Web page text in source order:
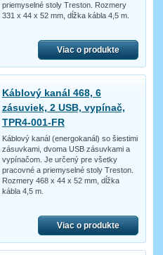
priemyselné stoly Treston. Rozmery
331 x 44 x 52 mm, dĺžka kábla 4,5 m.
Viac o produkte
Káblový kanál 468, 6
zásuviek, 2 USB, vypínač,
TPR4-001-FR
Káblový kanál (energokanál) so šiestimi
zásuvkami, dvoma USB zásuvkami a
vypínačom. Je určený pre všetky
pracovné a priemyselné stoly Treston.
Rozmery 468 x 44 x 52 mm, dĺžka
kábla 4,5 m.
Viac o produkte